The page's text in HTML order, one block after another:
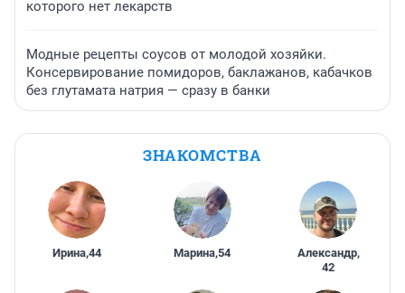
которого нет лекарств
Модные рецепты соусов от молодой хозяйки.
Консервирование помидоров, баклажанов, кабачков
без глутамата натрия — сразу в банки
ЗНАКОМСТВА
Ирина,44 Марина,54 Александр,
42